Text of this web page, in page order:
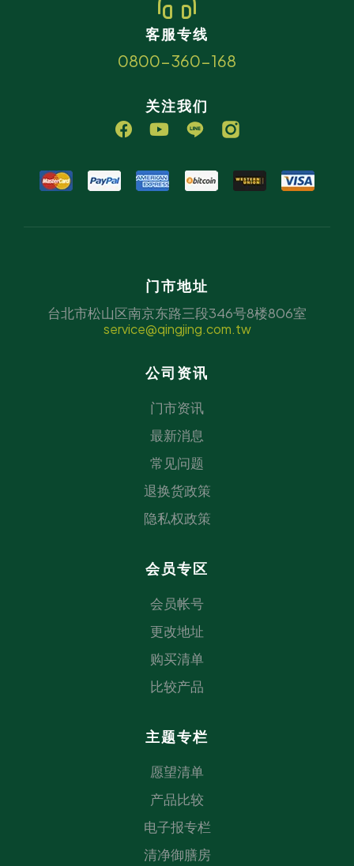
客服专线
0800-360-168
关注我们
门市地址
台北市松山区南京东路三段346号8楼806室
service@qingjing.com.tw
公司资讯
门市资讯
最新消息
常见问题
退换货政策
隐私权政策
会员专区
会员帐号
更改地址
购买清单
比较产品
主题专栏
愿望清单
产品比较
电子报专栏
清净御膳房